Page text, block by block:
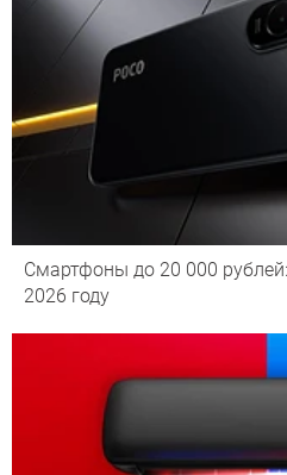
Смартфоны до 20 000
2026 году